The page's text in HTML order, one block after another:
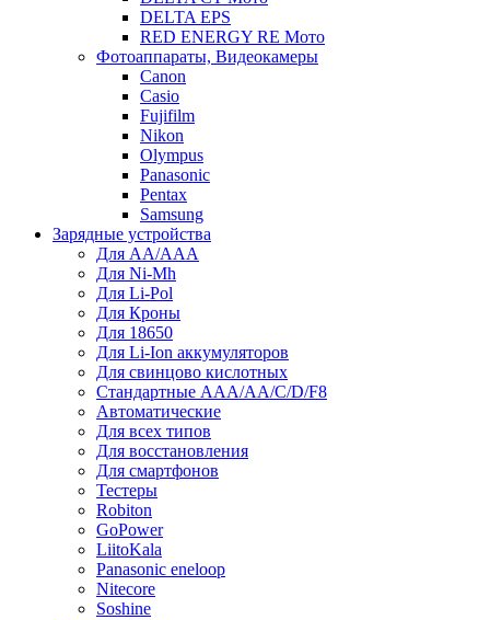
DELTA EPS
RED ENERGY RE Мото
Фотоаппараты, Видеокамеры
Canon
Casio
Fujifilm
Nikon
Olympus
Panasonic
Pentax
Samsung
Зарядные устройства
Для AA/AAA
Для Ni-Mh
Для Li-Pol
Для Кроны
Для 18650
Для Li-Ion аккумуляторов
Для свинцово кислотных
Стандартные ААА/АА/С/D/F8
Автоматические
Для всех типов
Для восстановления
Для смартфонов
Тестеры
Robiton
GoPower
LiitoKala
Panasonic eneloop
Nitecore
Soshine